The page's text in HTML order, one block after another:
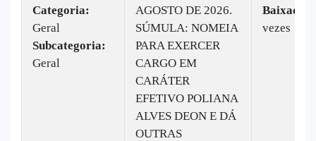
Categoria:
Geral
Subcategoria:
Geral
AGOSTO DE 2026.
SÚMULA: NOMEIA
PARA EXERCER
CARGO EM
CARÁTER
EFETIVO POLIANA
ALVES DEON E DÁ
OUTRAS
Baixado:
vezes